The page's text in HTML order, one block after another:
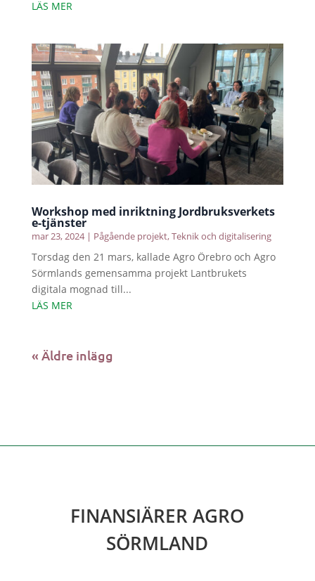
LÄS MER
Workshop med inriktning Jordbruksverkets
e-tjänster
mar 23, 2024| Pågående projekt,Teknik och digitalisering
Torsdag den 21 mars, kallade Agro Örebro och Agro
Sörmlands gemensamma projekt Lantbrukets
digitala mognad till...
LÄS MER
« Äldre inlägg
FINANSIÄRER AGRO
SÖRMLAND